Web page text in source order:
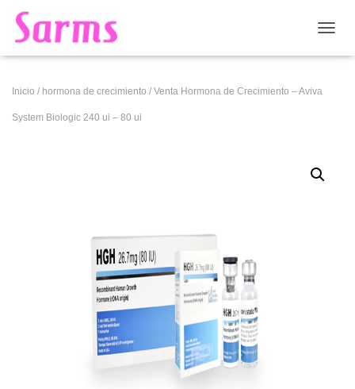
Inicio / hormona de crecimiento / Venta Hormona de Crecimiento – Aviva
System Biologic 240 ui – 80 ui